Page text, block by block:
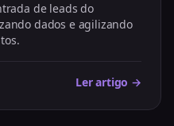
de leads do
dados e agilizando
Ler artigo →